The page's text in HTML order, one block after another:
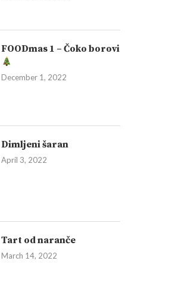
FOODmas 1 – Čoko borovi
December 1, 2022
Dimljeni šaran
April 3, 2022
Tart od naranče
March 14, 2022